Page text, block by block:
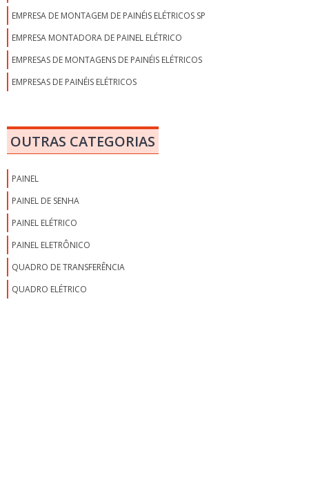
EMPRESA DE MONTAGEM DE PAINÉIS ELÉTRICOS SP
EMPRESA MONTADORA DE PAINEL ELÉTRICO
EMPRESAS DE MONTAGENS DE PAINÉIS ELÉTRICOS
EMPRESAS DE PAINÉIS ELÉTRICOS
EMPRESAS MONTADORAS DE PAINÉIS ELÉTRICOS EM SP
EMPRESAS MONTADORAS DE PAINÉIS ELÉTRICOS INDUSTRIAIS
FREQUENCÍMETRO PARA PAINEL ELÉTRICO
OUTRAS CATEGORIAS
PAINEL
PAINEL DE SENHA
PAINEL ELÉTRICO
PAINEL ELETRÔNICO
QUADRO DE TRANSFERÊNCIA
QUADRO ELÉTRICO